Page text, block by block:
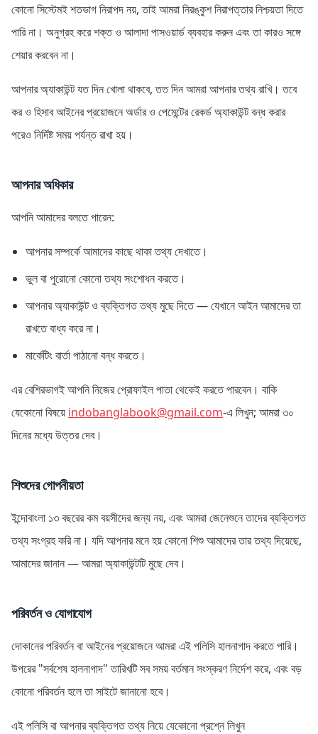
কোনো সিস্টেমই শতভাগ নিরাপদ নয়, তাই আমরা নিরঙ্কুশ নিরাপত্তার নিশ্চয়তা দিতে
পারি না। অনুগ্রহ করে শক্ত ও আলাদা পাসওয়ার্ড ব্যবহার করুন এবং তা কারও সঙ্গে
শেয়ার করবেন না।
আপনার অ্যাকাউন্ট যত দিন খোলা থাকবে, তত দিন আমরা আপনার তথ্য রাখি। তবে
কর ও হিসাব আইনের প্রয়োজনে অর্ডার ও পেমেন্টের রেকর্ড অ্যাকাউন্ট বন্ধ করার
পরেও নির্দিষ্ট সময় পর্যন্ত রাখা হয়।
আপনার অধিকার
আপনি আমাদের বলতে পারেন:
আপনার সম্পর্কে আমাদের কাছে থাকা তথ্য দেখাতে।
ভুল বা পুরোনো কোনো তথ্য সংশোধন করতে।
আপনার অ্যাকাউন্ট ও ব্যক্তিগত তথ্য মুছে দিতে — যেখানে আইন আমাদের তা
রাখতে বাধ্য করে না।
মার্কেটিং বার্তা পাঠানো বন্ধ করতে।
এর বেশিরভাগই আপনি নিজের প্রোফাইল পাতা থেকেই করতে পারবেন। বাকি
যেকোনো বিষয়ে indobanglabook@gmail.com-এ লিখুন; আমরা ৩০
দিনের মধ্যে উত্তর দেব।
শিশুদের গোপনীয়তা
ইন্দোবাংলা ১৩ বছরের কম বয়সীদের জন্য নয়, এবং আমরা জেনেশুনে তাদের ব্যক্তিগত
তথ্য সংগ্রহ করি না। যদি আপনার মনে হয় কোনো শিশু আমাদের তার তথ্য দিয়েছে,
আমাদের জানান — আমরা অ্যাকাউন্টটি মুছে দেব।
পরিবর্তন ও যোগাযোগ
দোকানের পরিবর্তন বা আইনের প্রয়োজনে আমরা এই পলিসি হালনাগাদ করতে পারি।
উপরের "সর্বশেষ হালনাগাদ" তারিখটি সব সময় বর্তমান সংস্করণ নির্দেশ করে, এবং বড়
কোনো পরিবর্তন হলে তা সাইটে জানানো হবে।
এই পলিসি বা আপনার ব্যক্তিগত তথ্য নিয়ে যেকোনো প্রশ্নে লিখুন